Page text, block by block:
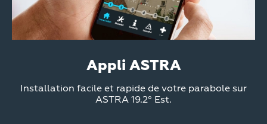
Appli ASTRA
Teaser
Installation facile et rapide de votre parabole sur
ASTRA 19.2° Est.